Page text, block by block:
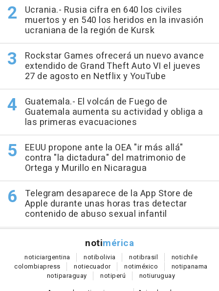
Ucrania.- Rusia cifra en 640 los civiles
muertos y en 540 los heridos en la invasión
ucraniana de la región de Kursk
Rockstar Games ofrecerá un nuevo avance
extendido de Grand Theft Auto VI el jueves
27 de agosto en Netflix y YouTube
Guatemala.- El volcán de Fuego de
Guatemala aumenta su actividad y obliga a
las primeras evacuaciones
EEUU propone ante la OEA "ir más allá"
contra "la dictadura" del matrimonio de
Ortega y Murillo en Nicaragua
Telegram desaparece de la App Store de
Apple durante unas horas tras detectar
contenido de abuso sexual infantil
notimérica
noticiargentina notibolivia notibrasil notichile
colombiapress notiecuador notiméxico notipanama
notiparaguay notiperú notiuruguay